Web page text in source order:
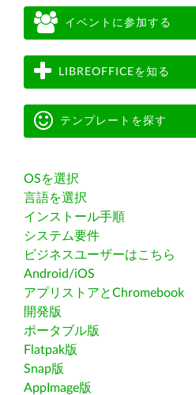
イベントに参加する
LIBREOFFICEを知る
テンプレートを探す
OSを選択
言語を選択
インストール手順
システム要件
ビジネスユーザーはこちら
Android/iOS
アプリストアとChromebook
開発版
ポータブル版
Flatpak版
Snap版
AppImage版